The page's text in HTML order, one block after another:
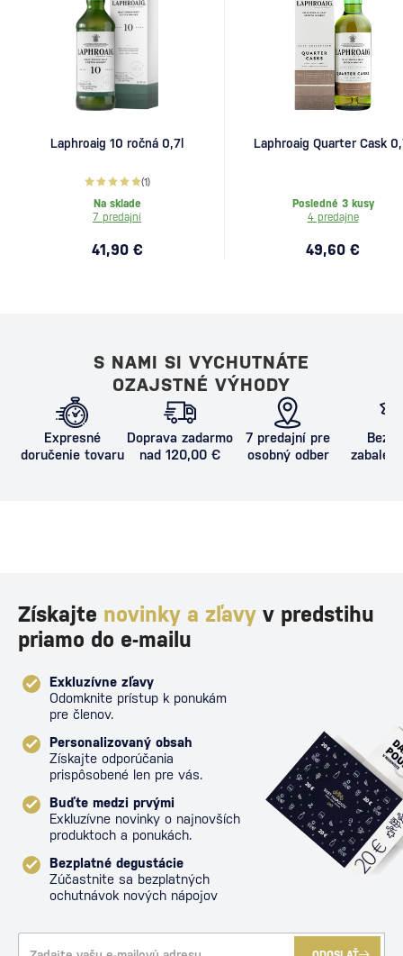
Laphroaig 10 ročná 0,7l
(1)
Na sklade
7 predajní
41,90 €
Laphroaig Quarter Cask
Posledné 3 kusy
4 predajne
49,60 €
S NAMI SI VYCHUTNÁTE
OZAJSTNÉ VÝHODY
Expresné
doručenie tovaru
Doprava zadarmo
nad 120,00 €
7 predajní pre
osobný odber
Získajte novinky a zľavy v predstihu
priamo do e-mailu
Exkluzívne zľavy
Odomknite prístup k ponukám
pre členov.
Personalizovaný obsah
Získajte odporúčania
prispôsobené len pre vás.
Buďte medzi prvými
Exkluzívne novinky o najnovších
produktoch a ponukách.
Bezplatné degustácie
Zúčastnite sa bezplatných
ochutnávok nových nápojov